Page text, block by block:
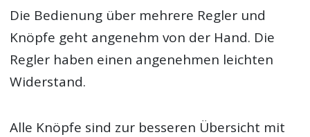
Die Bedienung über mehrere Regler und
Knöpfe geht angenehm von der Hand. Die
Regler haben einen angenehmen leichten
Widerstand.
Alle Knöpfe sind zur besseren Übersicht mit